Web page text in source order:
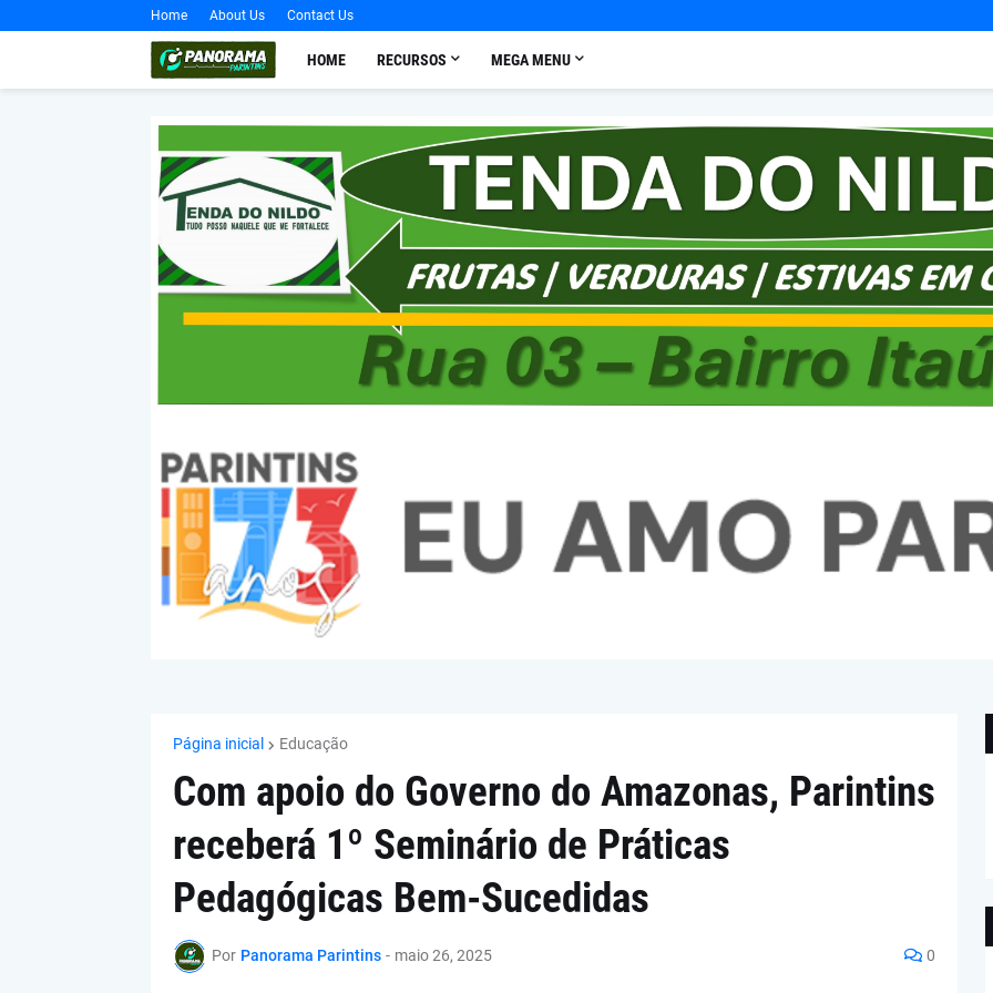
Home About Us Contact Us
HOME RECURSOS MEGA MENU
Página inicial Educação
Com apoio do Governo do Amazonas, Parintins
receberá 1º Seminário de Práticas
Pedagógicas Bem-Sucedidas
Por Panorama Parintins - maio 26, 2025 0